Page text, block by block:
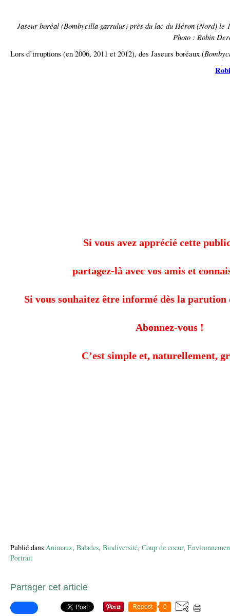
Jaseur boréal (Bombycilla garrulus) près du lac du Héron (Nord) le
Photo : Robin
Lors d’irruptions (en 2006, 2011 et 2012), des Jaseurs boréaux (
Si vous avez apprécié cette
partagez-là avec vos amis et
Si vous souhaitez être informé dès la
Abonnez-vous !
C’est simple et, naturellement,
Publié dans Animaux, Balades, Biodiversité, Coup de coeur,
Portrait
Partager cet article
Repost 0